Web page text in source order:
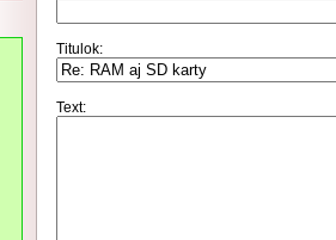
Titulok:
Text: